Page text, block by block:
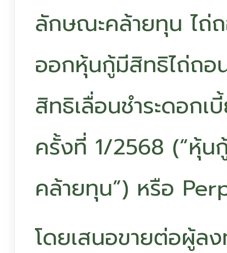
ลักษณะคล้ายทุน ไถ่
ออกหุ้นกู้มีสิทธิไถ่ถ
สิทธิเลื่อนชำระดอกเ
ครั้งที่ 1/2568 (“หุ้
คล้ายทุน”) หรือ
โดยเสนอขายต่อผู้ล